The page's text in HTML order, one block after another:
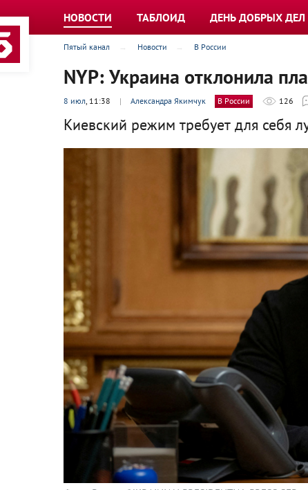
НОВОСТИ ТАБЛОИД ДЕНЬ ДОБРЫХ ДЕЛ
Пятый канал Новости В России
NYP: Украина отклонила
8 июл, 11:38 | Александра Якимчук В России 126
Киевский режим требует для себя